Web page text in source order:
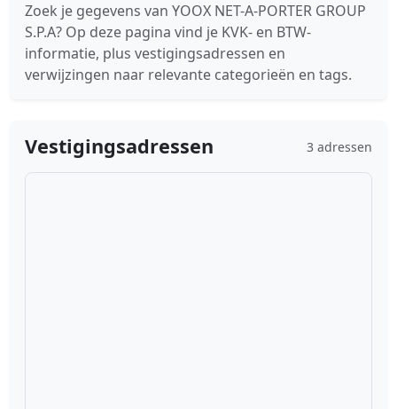
Zoek je gegevens van YOOX NET-A-PORTER GROUP
S.P.A? Op deze pagina vind je KVK- en BTW-
informatie, plus vestigingsadressen en
verwijzingen naar relevante categorieën en tags.
Vestigingsadressen 3 adressen